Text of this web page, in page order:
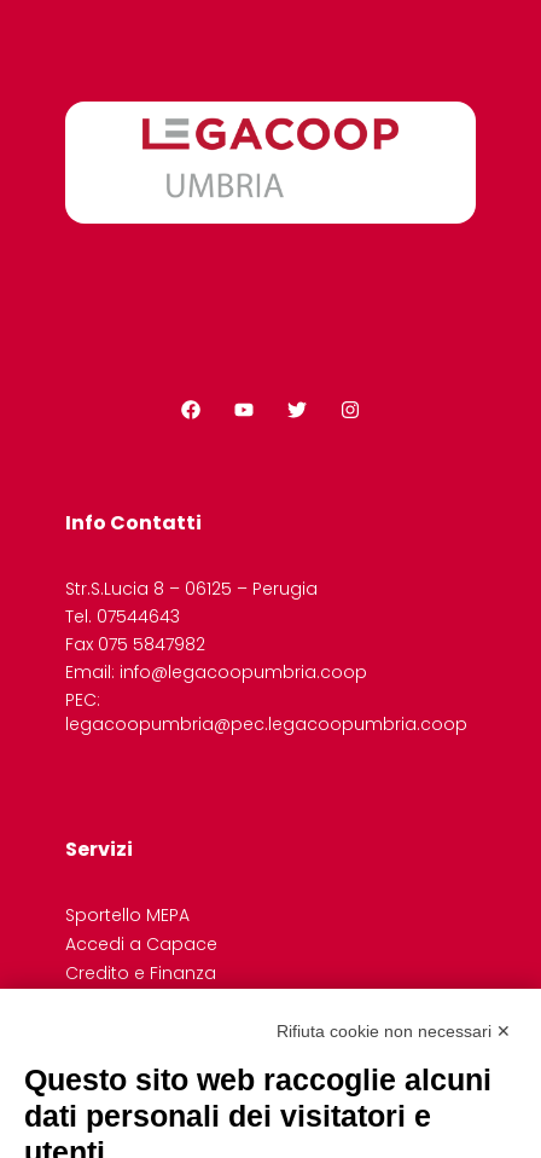
Info Contatti
Str.S.Lucia 8 – 06125 – Perugia
Tel. 07544643
Fax 075 5847982
Email: info@legacoopumbria.coop
PEC:
legacoopumbria@pec.legacoopumbria.coop
Servizi
Sportello MEPA
Accedi a Capace
Credito e Finanza
Convenzioni
Link Rapidi
Rifiuta cookie non necessari ✕
Questo sito web raccoglie alcuni
dati personali dei visitatori e